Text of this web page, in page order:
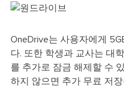
OneDrive는 사용자에게
다. 또한 학생과 교사는 대
를 추가로 잠금 해제할 수
하지 않으면 추가 무료 저